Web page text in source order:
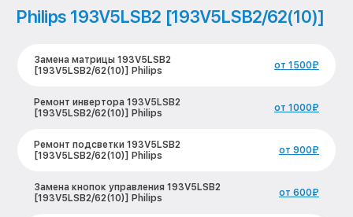
Philips 193V5LSB2 [193V5LSB2/62(10)]
Замена матрицы 193V5LSB2
[193V5LSB2/62(10)] Philips
от 1500₽
Ремонт инвертора 193V5LSB2
[193V5LSB2/62(10)] Philips
от 1000₽
Ремонт подсветки 193V5LSB2
[193V5LSB2/62(10)] Philips
от 900₽
Замена кнопок управления 193V5LSB2
[193V5LSB2/62(10)] Philips
от 600₽